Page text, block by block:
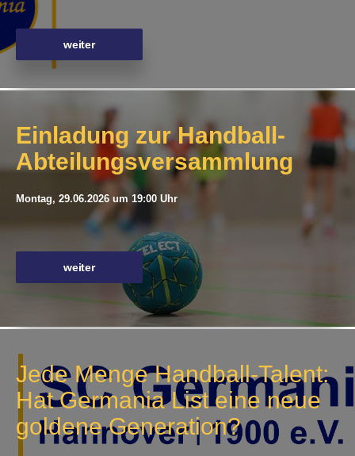
weiter
Einladung zur Handball-
Abteilungsversammlung
Montag, 29.06.2026 um 19:00 Uhr
weiter
Jede Menge Handball-Talent:
Hat Germania List eine neue
goldene Generation?